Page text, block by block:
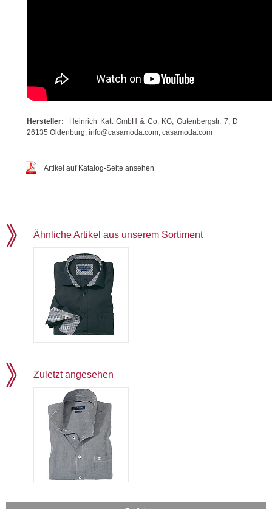
Hersteller: Heinrich Katt GmbH & Co. KG, Gutenbergstr. 7, D
26135 Oldenburg, info@casamoda.com, casamoda.com
Artikel auf Katalog-Seite ansehen
Ähnliche Artikel aus unserem Sortiment
Zuletzt angesehen